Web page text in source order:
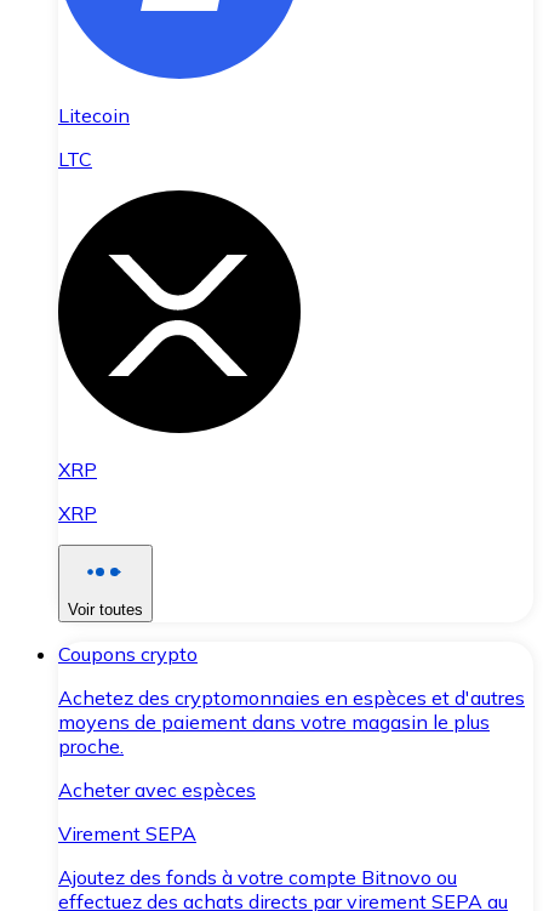
Litecoin
LTC
XRP
XRP
Voir toutes
Coupons crypto
Achetez des cryptomonnaies en espèces et d'autres
moyens de paiement dans votre magasin le plus
proche.
Acheter avec espèces
Virement SEPA
Ajoutez des fonds à votre compte Bitnovo ou
effectuez des achats directs par virement SEPA au